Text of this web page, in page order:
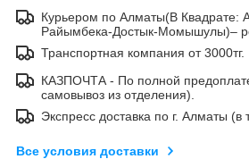
Курьером по Алматы(В Квадрате:
Райымбека-Достык-Момышулы)–
Транспортная компания от 3000тг.
КАЗПОЧТА - По полной
самовывоз из отделения).
Экспресс доставка по г. Алматы (в
Все условия доставки